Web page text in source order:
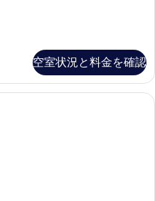
空室状況と料金を確認
低刺激性寝具、セーフティボックス (